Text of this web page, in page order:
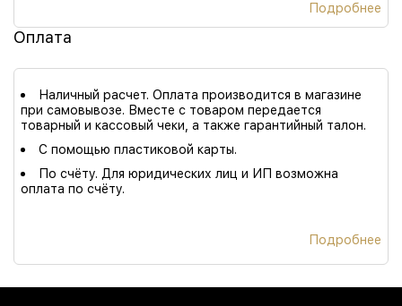
Подробнее
Оплата
Наличный расчет. Оплата производится в магазине
при самовывозе. Вместе с товаром передается
товарный и кассовый чеки, а также гарантийный талон.
С помощью пластиковой карты.
По счёту. Для юридических лиц и ИП возможна
оплата по счёту.
Подробнее